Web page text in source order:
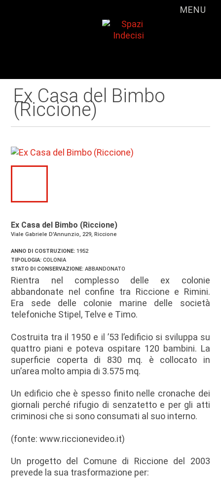
MENU
Ex Casa del Bimbo
(Riccione)
Ex Casa del Bimbo (Riccione)
Viale Gabriele D'Annunzio, 229, Riccione
ANNO DI COSTRUZIONE: 1952
TIPOLOGIA: COLONIA
STATO DI CONSERVAZIONE: ABBANDONATO
Rientra nel complesso delle ex colonie
abbandonate nel confine tra Riccione e Rimini.
Era sede delle colonie marine delle società
telefoniche Stipel, Telve e Timo.
Costruita tra il 1950 e il ’53 l’edificio si sviluppa su
quattro piani e poteva ospitare 120 bambini. La
superficie coperta di 830 mq. è collocato in
un’area molto ampia di 3.575 mq.
Un edificio che è spesso finito nelle cronache dei
giornali perché rifugio di senzatetto e per gli atti
criminosi che si sono consumati al suo interno.
(fonte: www.riccionevideo.it)
Un progetto del Comune di Riccione del 2003
prevede la sua trasformazione per: